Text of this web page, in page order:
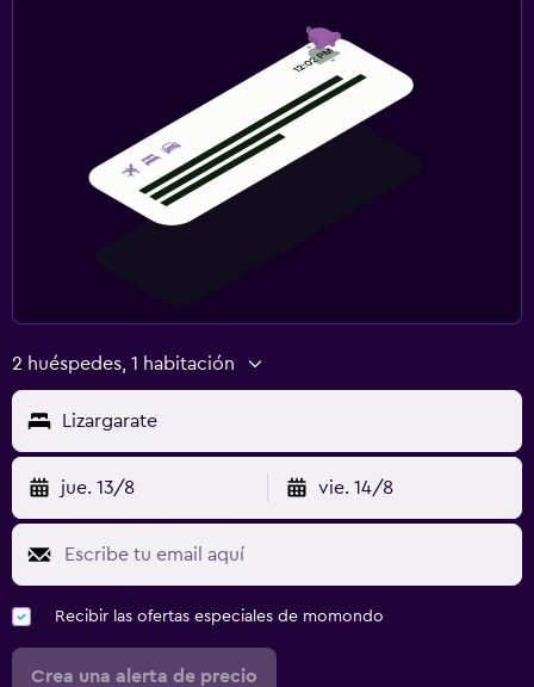
2 huéspedes, 1 habitación
Lizargarate
jue. 13/8 vie. 14/8
Recibir las ofertas especiales de momondo
Crea una alerta de precio